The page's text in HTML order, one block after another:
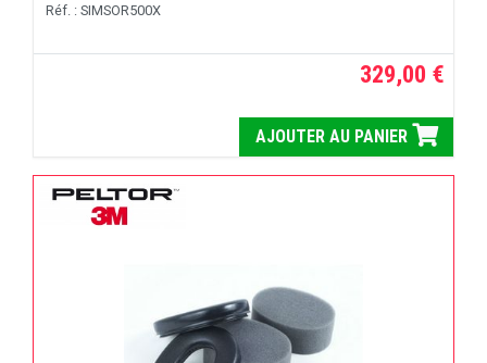
Réf. : SIMSOR500X
329,00 €
AJOUTER AU PANIER